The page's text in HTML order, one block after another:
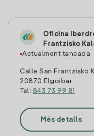
Oficina
Frantzisko
Actualment tancada
Calle San Frantzisko
20870 Elgoibar
Tel: 843 73 99 81
Més detalls